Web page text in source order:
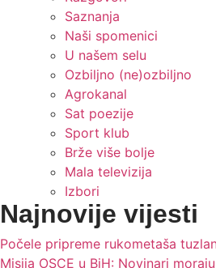
Saznanja
Naši spomenici
U našem selu
Ozbiljno (ne)ozbiljno
Agrokanal
Sat poezije
Sport klub
Brže više bolje
Mala televizija
Izbori
Najnovije vijesti
Počele pripreme rukometaša
Misija OSCE u BiH: Novinari